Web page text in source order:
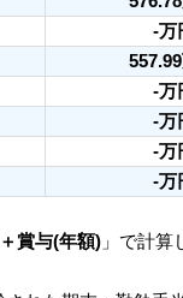
-万
-万
-万
-万
-万
賞与(年額) 」で計